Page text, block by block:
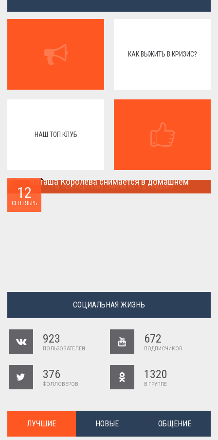
КАК ВЫЖИТЬ В КРИЗИС?
НАШ ТОП КЛУБ
12
СЕНТЯБРЬ
Наташа Королева снимается в домашнем
СОЦИАЛЬНАЯ ЖИЗНЬ
923
ПОЛЬЗОВАТЕЛЕЙ
672
ПОДПИСЧИКОВ
376
ФОЛЛОВЕРОВ
1320
В ГРУППЕ
ЛУЧШИЕ НОВЫЕ ОБЩЕНИЕ